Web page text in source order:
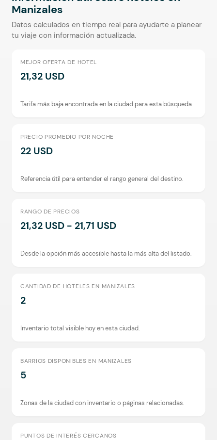
Manizales
Datos calculados en tiempo real para ayudarte a planear
tu viaje con información actualizada.
MEJOR OFERTA DE HOTEL
21,32 USD
Tarifa más baja encontrada en la ciudad para esta búsqueda.
PRECIO PROMEDIO POR NOCHE
22 USD
Referencia útil para entender el rango general del destino.
RANGO DE PRECIOS
21,32 USD - 21,71 USD
Desde la opción más accesible hasta la más alta del listado.
CANTIDAD DE HOTELES EN MANIZALES
2
Inventario total visible hoy en esta ciudad.
BARRIOS DISPONIBLES EN MANIZALES
5
Zonas de la ciudad con inventario o páginas relacionadas.
PUNTOS DE INTERÉS CERCANOS